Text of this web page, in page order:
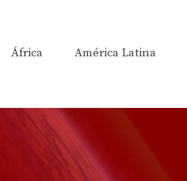
África América Latina